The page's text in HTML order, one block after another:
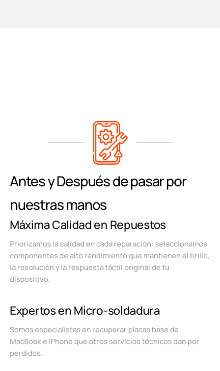
Antes y Después de pasar por
nuestras manos
Máxima Calidad en Repuestos
Priorizamos la calidad en cada reparación: seleccionamos
componentes de alto rendimiento que mantienen el brillo,
la resolución y la respuesta táctil original de tu
dispositivo.
Expertos en Micro-soldadura
Somos especialistas en recuperar placas base de
MacBook e iPhone que otros servicios técnicos dan por
perdidos.